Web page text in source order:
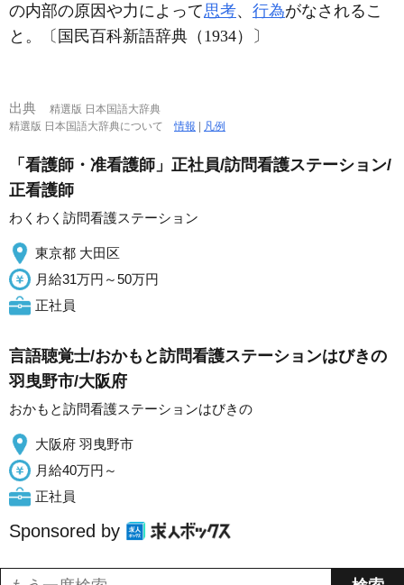
の内部の原因や力によって思考、 行為がなされるこ
と。〔国民百科新語辞典（1934）〕
出典
精選版 日本国語大辞典
精選版 日本国語大辞典について情報 | 凡例
「看護師・准看護師」正社員/訪問看護ステーション/
正看護師
わくわく訪問看護ステーション
東京都 大田区
月給31万円～50万円
正社員
言語聴覚士/おかもと訪問看護ステーションはびきの
羽曳野市/大阪府
おかもと訪問看護ステーションはびきの
大阪府 羽曳野市
月給40万円～
正社員
Sponsored by